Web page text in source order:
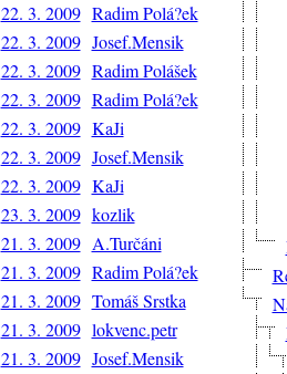
22. 3. 2009 Radim Polá?ek
22. 3. 2009 Josef.Mensik
22. 3. 2009 Radim Polášek
22. 3. 2009 Radim Polá?ek
22. 3. 2009 KaJi
22. 3. 2009 Josef.Mensik
22. 3. 2009 KaJi
23. 3. 2009 kozlik
21. 3. 2009 A.Turčáni
21. 3. 2009 Radim Polá?ek
21. 3. 2009 Tomáš Srstka
21. 3. 2009 lokvenc.petr
21. 3. 2009 Josef.Mensik